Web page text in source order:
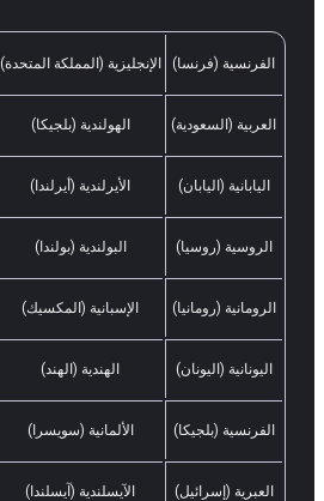
الإنجليزية (المملكة المتحدة) الفرنسية (فرنسا)
الهولندية (بلجيكا) العربية (السعودية)
الأيرلندية (أيرلندا) اليابانية (اليابان)
البولندية (بولندا) الروسية (روسيا)
الإسبانية (المكسيك) الرومانية (رومانيا)
الهندية (الهند) اليونانية (اليونان)
الألمانية (سويسرا) الفرنسية (بلجيكا)
الآيسلندية (آيسلندا) العبرية (إسرائيل)